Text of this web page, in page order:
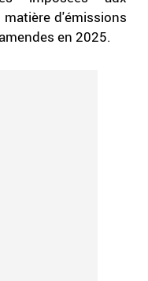
d'émissions
en 2025.